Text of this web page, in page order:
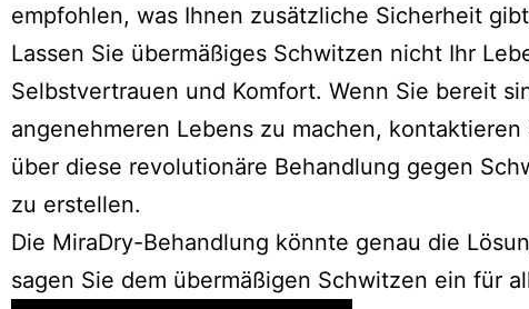
empfohlen, was Ihnen zusätzliche Sicherheit
Lassen Sie übermäßiges Schwitzen nicht Ihr
Selbstvertrauen und Komfort. Wenn Sie bereit
angenehmeren Lebens zu machen,
über diese revolutionäre Behandlung gegen
zu erstellen.
Die MiraDry-Behandlung könnte genau die
sagen Sie dem übermäßigen Schwitzen ein für